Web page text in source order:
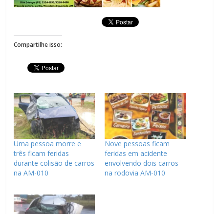
Compartilhe isso:
Uma pessoa morre e
três ficam feridas
durante colisão de carros
na AM-010
Nove pessoas ficam
feridas em acidente
envolvendo dois carros
na rodovia AM-010